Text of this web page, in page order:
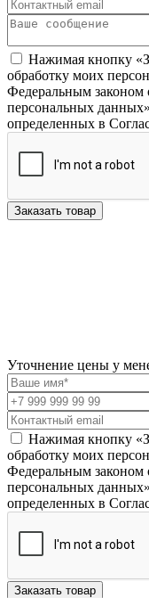
Нажимая кнопку
обработку моих
Федеральным
персональных
определенных в
Заказать товар
Уточнение цены у
Нажимая кнопку
обработку моих
Федеральным
персональных
определенных в
Заказать товар